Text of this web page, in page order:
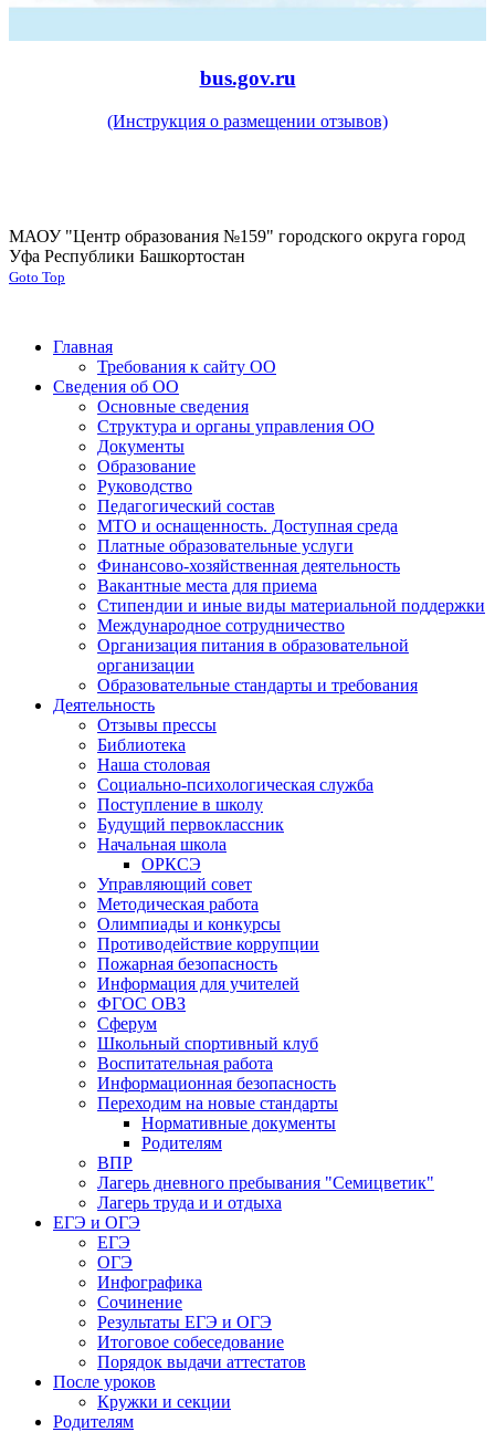
bus.gov.ru
(Инструкция о размещении отзывов)
МАОУ "Центр образования №159" городского округа город
Уфа Республики Башкортостан
Goto Top
Главная
Требования к сайту ОО
Сведения об ОО
Основные сведения
Структура и органы управления ОО
Документы
Образование
Руководство
Педагогический состав
МТО и оснащенность. Доступная среда
Платные образовательные услуги
Финансово-хозяйственная деятельность
Вакантные места для приема
Стипендии и иные виды материальной поддержки
Международное сотрудничество
Организация питания в образовательной
организации
Образовательные стандарты и требования
Деятельность
Отзывы прессы
Библиотека
Наша столовая
Социально-психологическая служба
Поступление в школу
Будущий первоклассник
Начальная школа
ОРКСЭ
Управляющий совет
Методическая работа
Олимпиады и конкурсы
Противодействие коррупции
Пожарная безопасность
Информация для учителей
ФГОС ОВЗ
Сферум
Школьный спортивный клуб
Воспитательная работа
Информационная безопасность
Переходим на новые стандарты
Нормативные документы
Родителям
ВПР
Лагерь дневного пребывания "Семицветик"
Лагерь труда и и отдыха
ЕГЭ и ОГЭ
ЕГЭ
ОГЭ
Инфографика
Сочинение
Результаты ЕГЭ и ОГЭ
Итоговое собеседование
Порядок выдачи аттестатов
После уроков
Кружки и секции
Родителям